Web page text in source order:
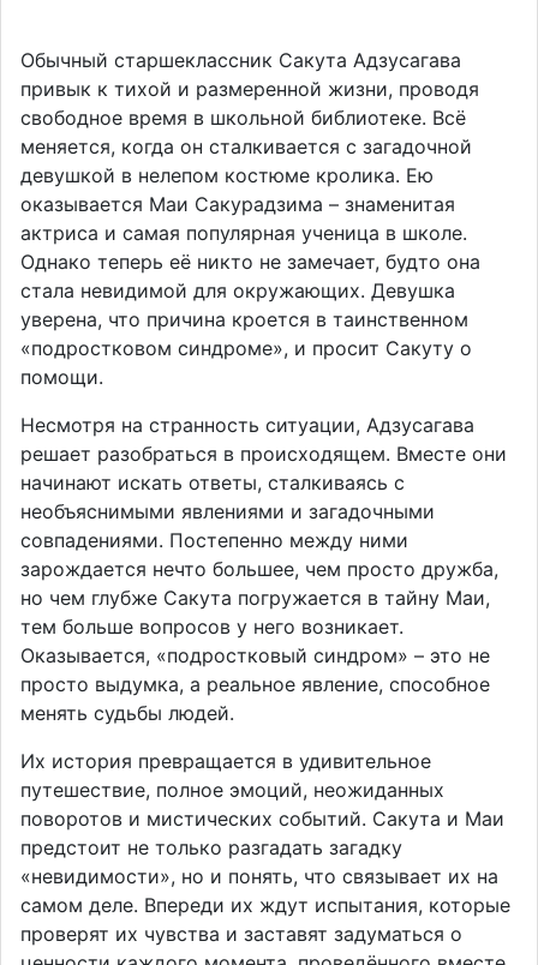
Обычный старшеклассник Сакута Адзусагава
привык к тихой и размеренной жизни, проводя
свободное время в школьной библиотеке. Всё
меняется, когда он сталкивается с загадочной
девушкой в нелепом костюме кролика. Ею
оказывается Маи Сакурадзима – знаменитая
актриса и самая популярная ученица в школе.
Однако теперь её никто не замечает, будто она
стала невидимой для окружающих. Девушка
уверена, что причина кроется в таинственном
«подростковом синдроме», и просит Сакуту о
помощи.
Несмотря на странность ситуации, Адзусагава
решает разобраться в происходящем. Вместе они
начинают искать ответы, сталкиваясь с
необъяснимыми явлениями и загадочными
совпадениями. Постепенно между ними
зарождается нечто большее, чем просто дружба,
но чем глубже Сакута погружается в тайну Маи,
тем больше вопросов у него возникает.
Оказывается, «подростковый синдром» – это не
просто выдумка, а реальное явление, способное
менять судьбы людей.
Их история превращается в удивительное
путешествие, полное эмоций, неожиданных
поворотов и мистических событий. Сакута и Маи
предстоит не только разгадать загадку
«невидимости», но и понять, что связывает их на
самом деле. Впереди их ждут испытания, которые
проверят их чувства и заставят задуматься о